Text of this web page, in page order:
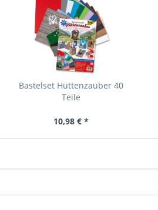
Bastelset Hüttenzauber 40
Teile
10,98 € *